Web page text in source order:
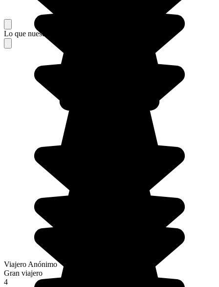
Lo que nuestros viajeros piensan de su estancia
Viajero Anónimo
Gran viajero
4